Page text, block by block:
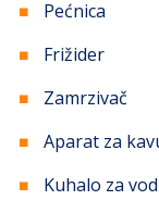
Pećnica
Frižider
Zamrzivač
Aparat za
Kuhalo za